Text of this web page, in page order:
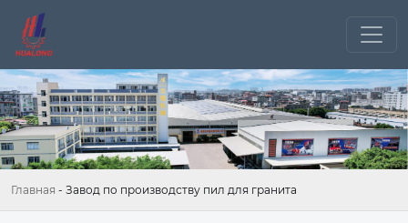
Главная - Завод по производству пил для гранита